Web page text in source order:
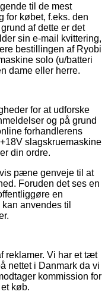
til de mest
for købet, f.eks. den
af dette er det
sin e-mail kvittering,
bestillingen af Ryobi
solo (u/batteri
dame eller herre.
for at udforske
og på grund
forhandlerens
slagskruemaskine
din ordre.
pæne genveje til at
Foruden det ses en
en
anvendes til
reklamer. Vi har et tæt
nettet i Danmark da vi
kommission for
køb.